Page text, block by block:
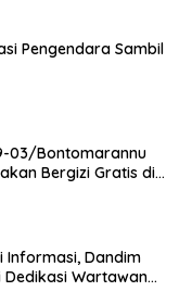
Pengendara Sambil
03/Bontomarannu
Bergizi Gratis di
Informasi, Dandim
Dedikasi Wartawan